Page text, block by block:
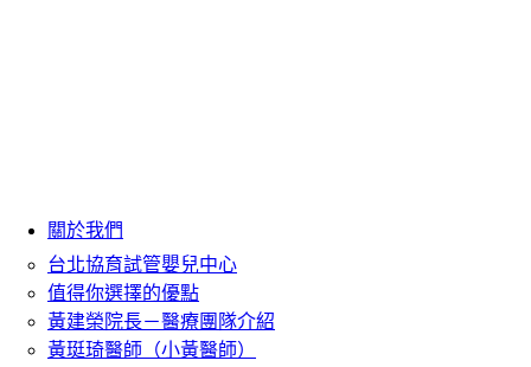
關於我們
台北協育試管嬰兒中心
值得你選擇的優點
黃建榮院長－醫療團隊介紹
黃珽琦醫師（小黃醫師）